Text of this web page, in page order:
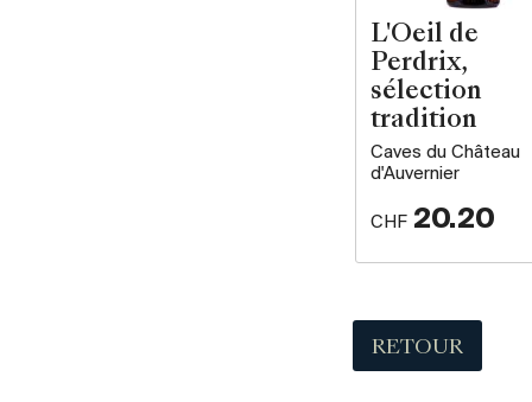
L'Oeil de
Perdrix,
sélection
tradition
Caves du Château
d'Auvernier
CHF 20.20
RETOUR